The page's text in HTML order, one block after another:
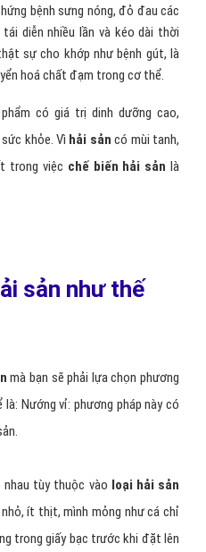
bệnh sưng nóng, đỏ đau các
diễn nhiều lần và kéo dài thời
sự cho khớp như bệnh gút, là
hoá chất đạm trong cơ thể.
có giá trị dinh dưỡng cao,
khỏe. Vì hải sản có mùi tanh,
trong việc chế biến hải sản là
sản như thế
mà bạn sẽ phải lựa chọn phương
Nướng vỉ: phương pháp này có
nhau tùy thuộc vào loại hải sản
ít thịt, mình mỏng như cá chỉ
trong giấy bạc trước khi đặt lên